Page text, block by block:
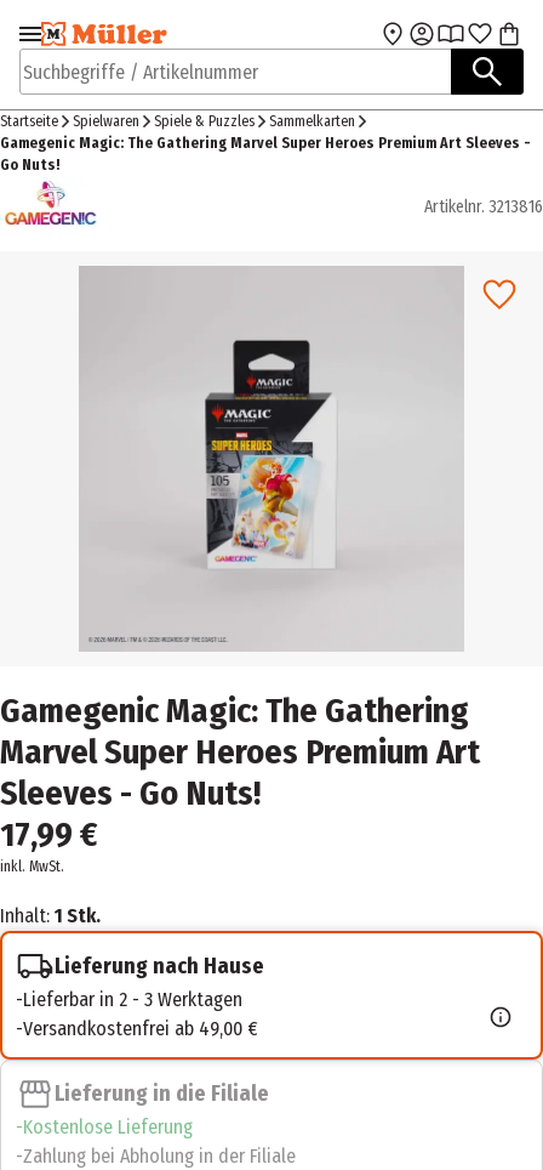
Zur Navigation
springen
Zum Hauptinhalt
Suchbegriffe / Artikelnummer
Startseite Spielwaren Spiele & Puzzles
Sammelkarten
Gamegenic Magic: The Gathering Marvel Super Heroes Premium Art Sleeves -
Go Nuts!
Artikelnr. 3213816
Gamegenic Magic: The Gathering
Marvel Super Heroes Premium Art
Sleeves - Go Nuts!
17,99 €
inkl. MwSt.
Inhalt: 1 Stk.
Lieferung nach Hause
Lieferbar in 2 - 3 Werktagen
Versandkostenfrei ab 49,00 €
Lieferung in die Filiale
Kostenlose Lieferung
Zahlung bei Abholung in der Filiale